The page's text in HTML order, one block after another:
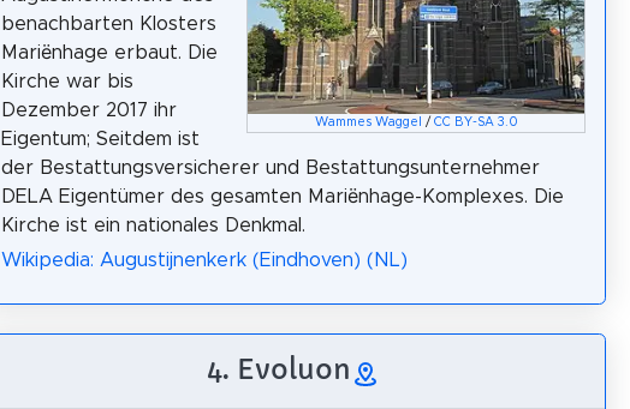
Wammes Waggel / CC BY-SA 3.0
benachbarten Klosters
Mariënhage erbaut. Die
Kirche war bis
Dezember 2017 ihr
Eigentum; Seitdem ist
der Bestattungsversicherer und Bestattungsunternehmer
DELA Eigentümer des gesamten Mariënhage-Komplexes. Die
Kirche ist ein nationales Denkmal.
Wikipedia: Augustijnenkerk (Eindhoven) (NL)
4. Evoluon